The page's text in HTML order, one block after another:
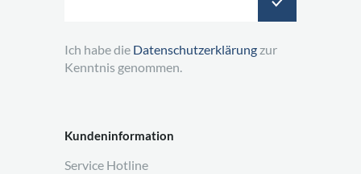
Kundeninformation
Service Hotline
Ich habe die Datenschutzerklärung zur
Kenntnis genommen.